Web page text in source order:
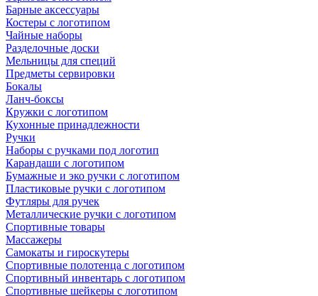
Барные аксессуары
Костеры с логотипом
Чайные наборы
Разделочные доски
Мельницы для специй
Предметы сервировки
Бокалы
Ланч-боксы
Кружки с логотипом
Кухонные принадлежности
Ручки
Наборы с ручками под логотип
Карандаши с логотипом
Бумажные и эко ручки с логотипом
Пластиковые ручки с логотипом
Футляры для ручек
Металлические ручки с логотипом
Спортивные товары
Массажеры
Самокаты и гироскутеры
Спортивные полотенца с логотипом
Спортивный инвентарь с логотипом
Спортивные шейкеры с логотипом